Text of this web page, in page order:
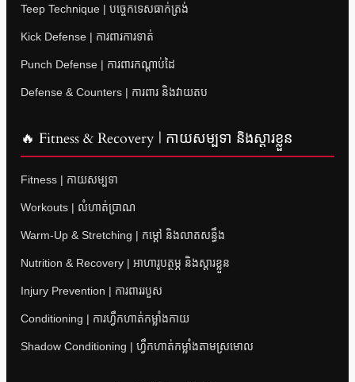
Teep Technique | បច្ចេកទេសធាក់ត្រង់
Kick Defense | ការពារការទាត់
Punch Defense | ការពារកណ្តាប់ដៃ
Defense & Counters | ការពារ និងវាយតប
🔥 Fitness & Recovery | កាយសម្បទា និងស្តារខ្លួន
Fitness | កាយសម្បទា
Workouts | លំហាត់ប្រាណ
Warm-Up & Stretching | កម្តៅ និងលាតសន្ធឹង
Nutrition & Recovery | អាហារូបត្ថម្ភ និងស្តារខ្លួន
Injury Prevention | ការពាររបួស
Conditioning | ការហ្វឹកហាត់កម្លាំងកាយ
Shadow Conditioning | ហ្វឹកហាត់កម្លាំងតាមស្រមោល